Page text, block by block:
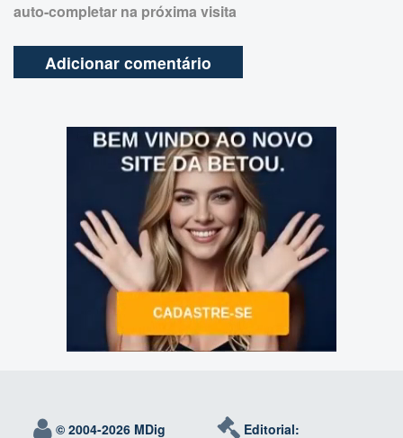
auto-completar na próxima visita
© 2004-2026 MDig Editorial: